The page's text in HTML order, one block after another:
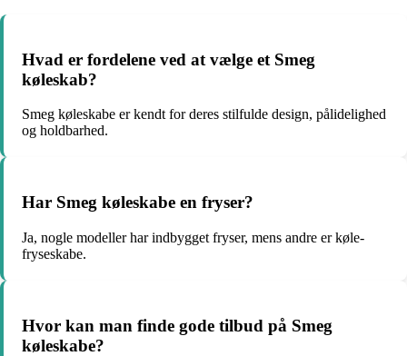
Hvad er fordelene ved at vælge et Smeg
køleskab?
Smeg køleskabe er kendt for deres stilfulde design, pålidelighed
og holdbarhed.
Har Smeg køleskabe en fryser?
Ja, nogle modeller har indbygget fryser, mens andre er køle-
fryseskabe.
Hvor kan man finde gode tilbud på Smeg
køleskabe?